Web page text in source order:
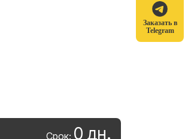
Заказать в
Telegram
Срок: 0 дн.